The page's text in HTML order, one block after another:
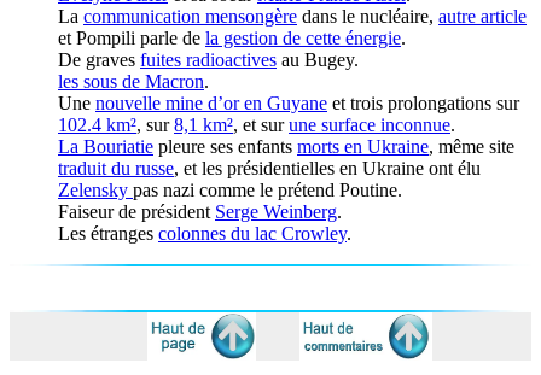
La communication mensongère dans le nucléaire, autre article
et Pompili parle de la gestion de cette énergie.
De graves fuites radioactives au Bugey.
les sous de Macron.
Une nouvelle mine d’or en Guyane et trois prolongations sur
102.4 km², sur8,1 km², et surune surface inconnue.
La Bouriatie pleure ses enfants morts en Ukraine, même site
traduit du russe, et les présidentielles en Ukraine ont élu
Zelensky pas nazi comme le prétend Poutine.
Faiseur de président Serge Weinberg.
Les étranges colonnes du lac Crowley.